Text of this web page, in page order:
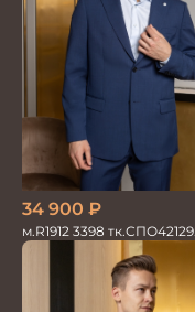
34 900 ₽
м.R1912 3398 тк.СПО42129
Костюм мужской